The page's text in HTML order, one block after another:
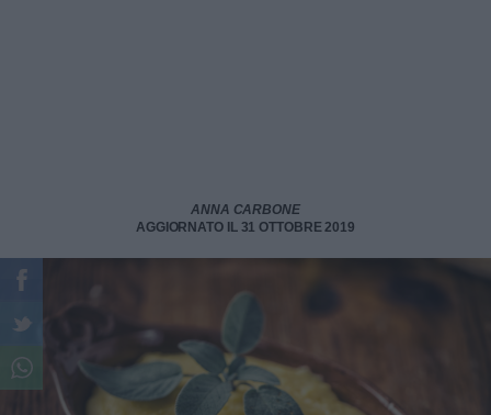
ANNA CARBONE
AGGIORNATO IL 31 OTTOBRE 2019